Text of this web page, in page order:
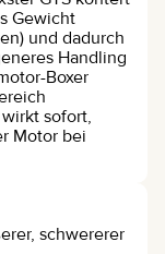
Gewicht
und dadurch
Handling
Boxer
sofort,
Motor bei
schwererer